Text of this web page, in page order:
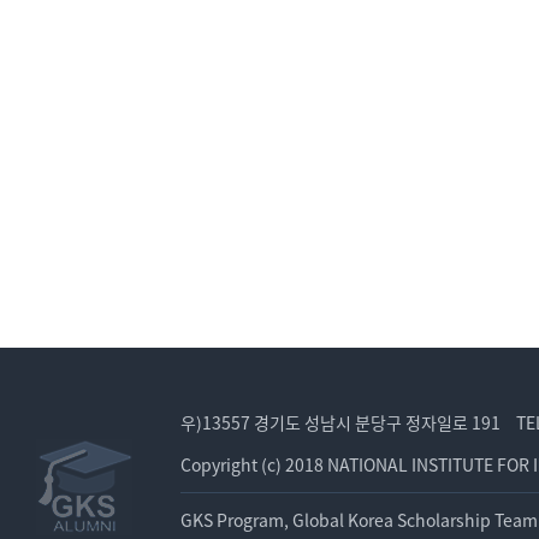
우)13557 경기도 성남시 분당구 정자일로 191
Copyright (c) 2018 NATIONAL INSTITUTE
GKS Program, Global Korea Scholarship